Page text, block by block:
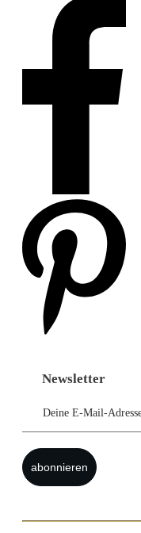
Newsletter
abonnieren